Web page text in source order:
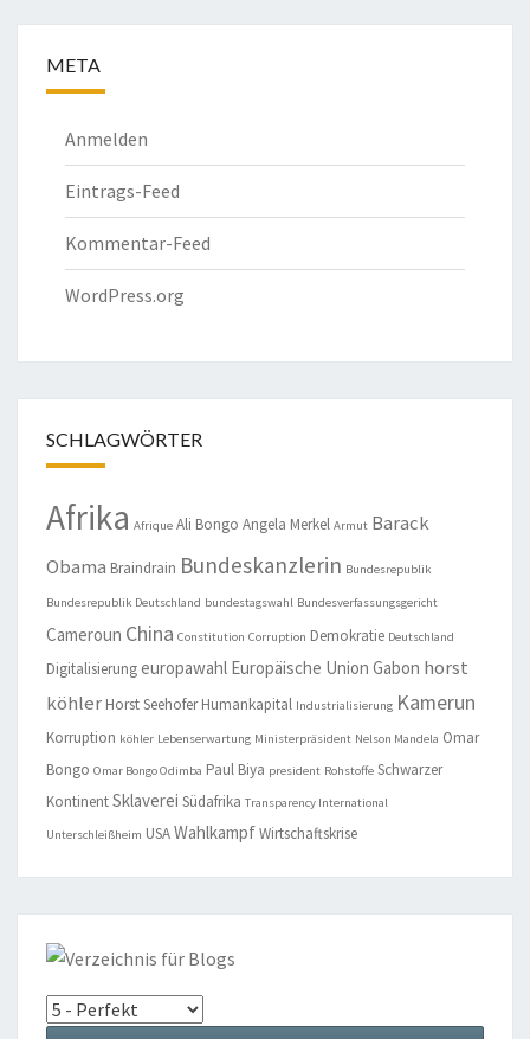
META
Anmelden
Eintrags-Feed
Kommentar-Feed
WordPress.org
SCHLAGWÖRTER
Afrika Afrique Ali Bongo Angela Merkel Armut Barack
Obama Braindrain Bundeskanzlerin Bundesrepublik
Bundesrepublik Deutschland bundestagswahl Bundesverfassungsgericht
Cameroun China Constitution Corruption Demokratie Deutschland
Digitalisierungeuropawahl Europäische Union Gabon horst
köhler Horst Seehofer Humankapital Industrialisierung Kamerun
Korruption köhler Lebenserwartung Ministerpräsident Nelson Mandela Omar
Bongo Omar Bongo Odimba Paul Biya president Rohstoffe Schwarzer
KontinentSklaverei Südafrika Transparency International
Unterschleißheim USAWahlkampfWirtschaftskrise